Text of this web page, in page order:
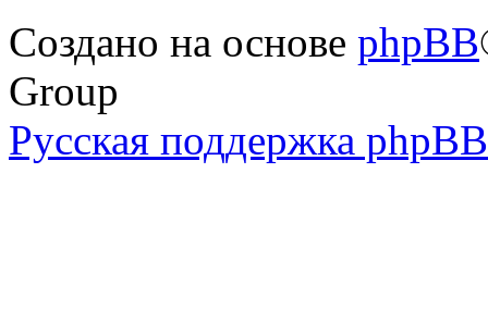
Создано на основе phpBB
Group
Русская поддержка phpBB